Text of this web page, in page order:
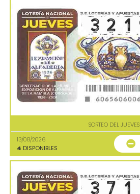
SORTEO DEL JUEVES
13/08/2026
4 DISPONIBLES